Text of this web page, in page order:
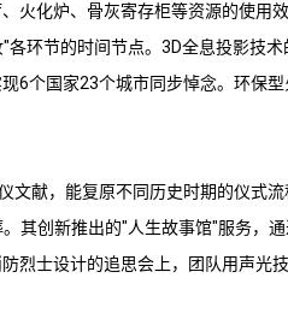
火化炉、骨灰寄存柜等资源的使用
环节的时间节点。3D全息投影技
6个国家23个城市同步悼念。环保型
文献，能复原不同历史时期的仪式
其创新推出的"人生故事馆"服务，
烈士设计的追思会上，团队用声光